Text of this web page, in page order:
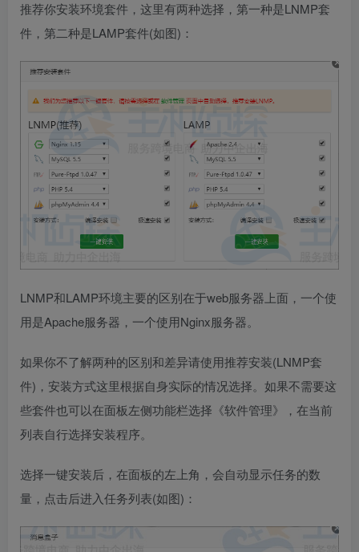
推荐你安装环境套件，这里有两种选择，第一种是LNMP套
件，第二种是LAMP套件(如图)：
LNMP和LAMP环境主要的区别在于web服务器上面，一个使
用是Apache服务器，一个使用Nginx服务器。
如果你不了解两种的区别和差异请使用推荐安装(LNMP套
件)，安装方式这里根据自身实际的情况选择。如果不需要这
些套件也可以在面板左侧功能栏选择《软件管理》，在当前
列表自行选择安装程序。
选择一键安装后，在面板的左上角，会自动显示任务的数
量，点击后进入任务列表(如图)：